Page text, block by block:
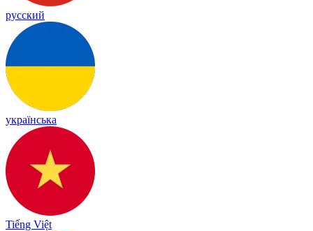
русский
українська
Tiếng Việt